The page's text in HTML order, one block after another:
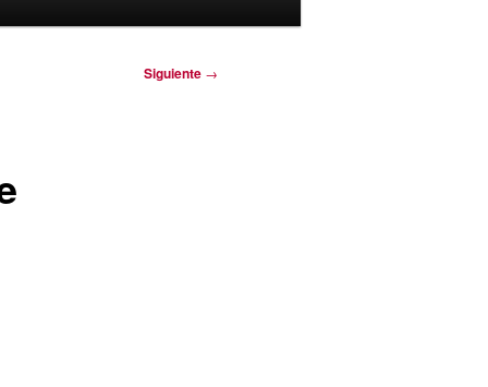
Siguiente →